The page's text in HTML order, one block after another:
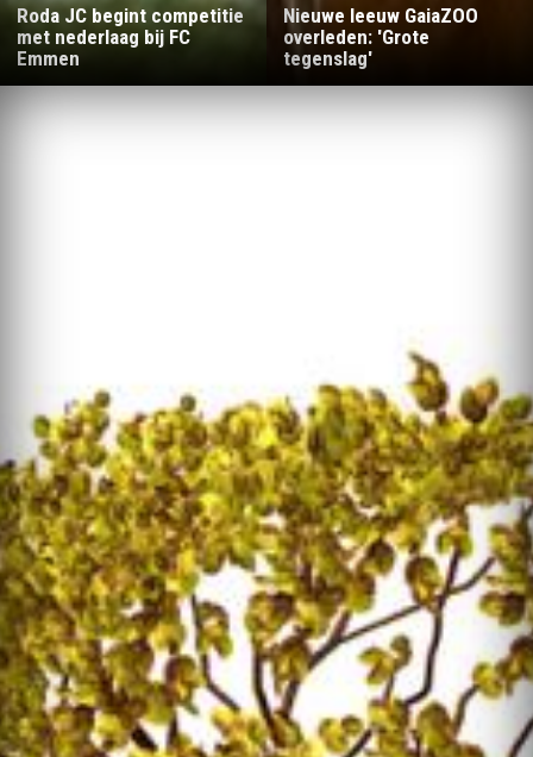
Roda JC begint competitie
met nederlaag bij FC
Emmen
Nieuwe leeuw GaiaZOO
overleden: 'Grote
tegenslag'